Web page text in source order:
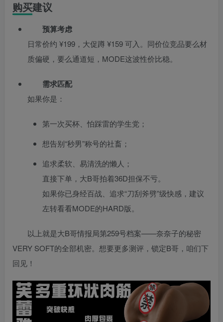
购买建议
预算考虑
日常价约 ¥199，大促蹲 ¥159 可入。同价位竞品要么材
质偏硬，要么通道短，MODE这波性价比稳。
需求匹配
如果你是：
第一次买杯、怕踩雷的学生党；
想告别“秒男”称号的社畜；
追求柔软、易清洗的懒人；
直接下单，大B哥拍着36D担保不亏。
如果你已身经百战、追求“刀刮斧劈”级快感，建议
左转看看MODE的HARD版。
以上就是大B哥情报局第259号档案——奈奈子的秘密
VERY SOFT的全部机密。想要更多测评，锁定B哥，咱们下
回见！